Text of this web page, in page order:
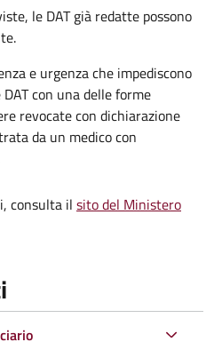
le DAT già redatte possono
e urgenza che impediscono
con una delle forme
revocate con dichiarazione
da un medico con
consulta il sito del Ministero